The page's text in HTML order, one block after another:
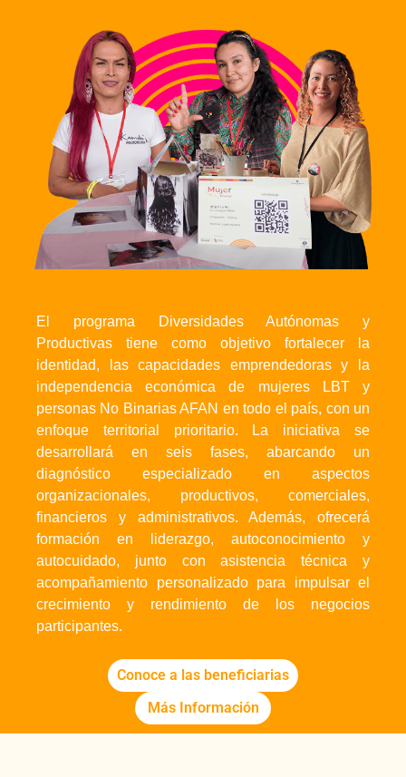
El programa Diversidades Autónomas y
Productivas tiene como objetivo fortalecer la
identidad, las capacidades emprendedoras y la
independencia económica de mujeres LBT y
personas No Binarias AFAN en todo el país, con un
enfoque territorial prioritario. La iniciativa se
desarrollará en seis fases, abarcando un
diagnóstico especializado en aspectos
organizacionales, productivos, comerciales,
financieros y administrativos. Además, ofrecerá
formación en liderazgo, autoconocimiento y
autocuidado, junto con asistencia técnica y
acompañamiento personalizado para impulsar el
crecimiento y rendimiento de los negocios
participantes.
Conoce a las beneficiarias
Más Información